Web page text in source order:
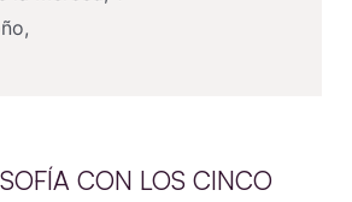
CON LOS CINCO